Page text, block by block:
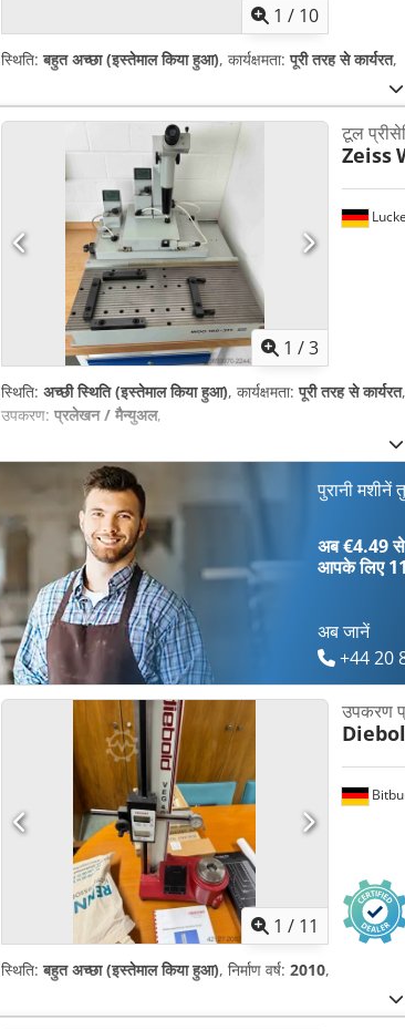
1 / 10
स्थिति:बहुत अच्छा (इस्तेमाल किया हुआ), कार्यक्षमता:पूरी तरह से कार्यरत,
1 /3
टूल
Zeiss
स्थिति: अच्छी स्थिति (इस्तेमाल किया हुआ), कार्यक्षमता:पूरी तरह से कार्यरत
उपकरण: प्रलेखन / मैन्युअल,
पुरानी मशीनें
अब €4.49 से
आपके लिए
अब जानें
+44 20
1 / 11
उपकरण
स्थिति:बहुत अच्छा (इस्तेमाल किया हुआ), निर्माण वर्ष: 2010,